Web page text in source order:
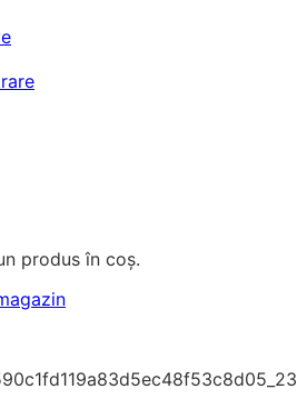
produs în coș.